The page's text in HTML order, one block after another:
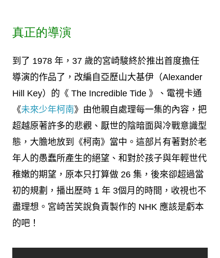
真正的導演
到了 1978 年，37 歲的宮崎駿終於推出首度擔任
導演的作品了，改編自亞歷山大基伊（Alexander
Hill Key）的《 The Incredible Tide 》、電視卡通
《未來少年柯南》由他親自處理每一集的內容，把
超越原著許多的悲觀、厭世的陰暗面與冷戰意識型
態，大膽地放到《柯南》當中。這部片有著對於老
年人的愚蠢所產生的絕望、和對於孩子與年輕世代
稚嫩的期望，原本只打算做 26 集，後來卻超過當
初的規劃，播出歷時 1 年 3個月的時間，收視也不
盡理想。宮崎苦笑說負責製作的 NHK 應該是虧本
的吧！